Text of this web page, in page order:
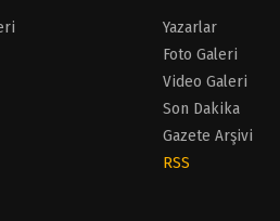
Yazarlar
Foto Galeri
Video Galeri
Son Dakika
Gazete Arşivi
RSS